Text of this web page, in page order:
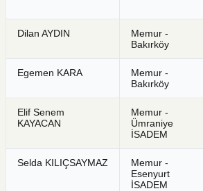
Dilan AYDIN
Memur -
Bakırköy
Egemen KARA
Memur -
Bakırköy
Elif Senem
KAYACAN
Memur -
Ümraniye
İSADEM
Selda KILIÇSAYMAZ
Memur -
Esenyurt
İSADEM